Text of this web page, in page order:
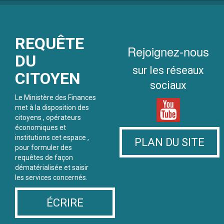
REQUÊTE
DU
CITOYEN
Le Ministère des Finances
met à la disposition des
citoyens , opérateurs
économiques et
institutions cet espace ,
pour formuler des
requêtes de façon
dématérialisée et saisir
les services concernés.
ÉCRIRE
Rejoignez-nous
sur les réseaux
sociaux
PLAN DU SITE